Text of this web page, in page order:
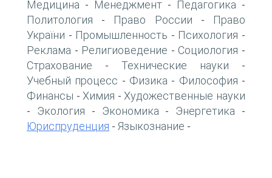
Медицина - Менеджмент - Педагогика -
Политология - Право России -
Право
України - Промышленность - Психология -
Реклама - Религиоведение - Социология -
Страхование - Технические науки -
Учебный процесс - Физика - Философия -
Финансы - Химия - Художественные науки
- Экология - Экономика - Энергетика -
Юриспруденция - Языкознание -